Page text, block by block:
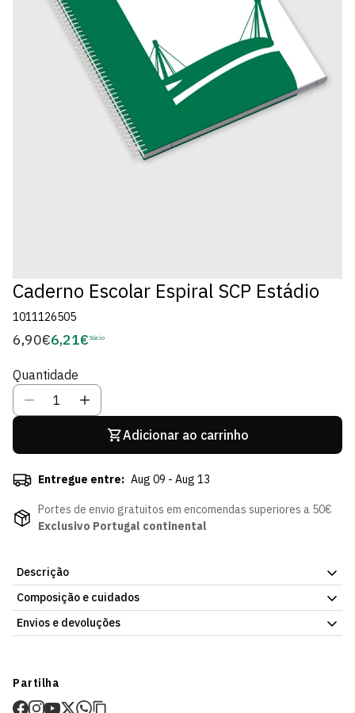
Caderno Escolar Espiral SCP Estádio
1011126505
Preço
6,90€Preço
Sócio
6,21€ Sócio
Quantidade
Adicionar ao carrinho
Entregue entre: Aug 09 - Aug 13
Portes de envio gratuitos em encomendas superiores a 50€
Exclusivo Portugal continental
Descrição
O caderno escolar do Sporting CP com o Estádio José Alvalade
na capa para os adeptos que levam a sua casa para as aulas.
Com espiral para fácil manuseamento e a imagem icónica do
Composição e cuidados
Envios e devoluções
Prazo estimado de entrega varia consoante o destino e método
de envio.
Partilha